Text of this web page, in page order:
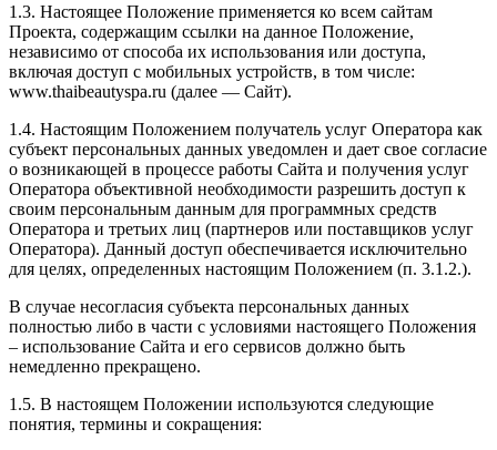
1.3. Настоящее Положение применяется ко всем сайтам
Проекта, содержащим ссылки на данное Положение,
независимо от способа их использования или доступа,
включая доступ с мобильных устройств, в том числе:
www.thaibeautyspa.ru (далее — Сайт).
1.4. Настоящим Положением получатель услуг Оператора как
субъект персональных данных уведомлен и дает свое согласие
о возникающей в процессе работы Сайта и получения услуг
Оператора объективной необходимости разрешить доступ к
своим персональным данным для программных средств
Оператора и третьих лиц (партнеров или поставщиков услуг
Оператора). Данный доступ обеспечивается исключительно
для целях, определенных настоящим Положением (п. 3.1.2.).
В случае несогласия субъекта персональных данных
полностью либо в части с условиями настоящего Положения
– использование Сайта и его сервисов должно быть
немедленно прекращено.
1.5. В настоящем Положении используются следующие
понятия, термины и сокращения: